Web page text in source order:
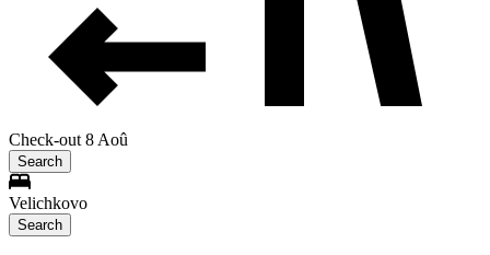
Check-out 8 Aoû
Search
Velichkovo
Search